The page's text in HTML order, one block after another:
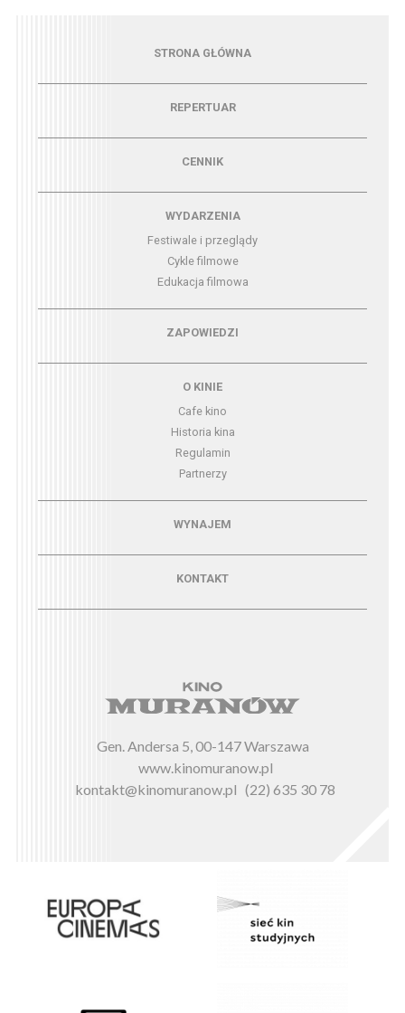
Menu - strona główna
STRONA GŁÓWNA
Menu - repertuarREPERTUAR
CENNIK
Menu - wydarzeniaWYDARZENIA
Festiwale i przeglądy
Cykle filmowe
Edukacja filmowa
Menu - zapowiedziZAPOWIEDZI
O KINIE
Cafe kino
Historia kina
Regulamin
Partnerzy
Menu - wynajemWYNAJEM
KONTAKT
Gen. Andersa 5, 00-147 Warszawa
www.kinomuranow.pl
kontakt@kinomuranow.pl (22) 635 30 78